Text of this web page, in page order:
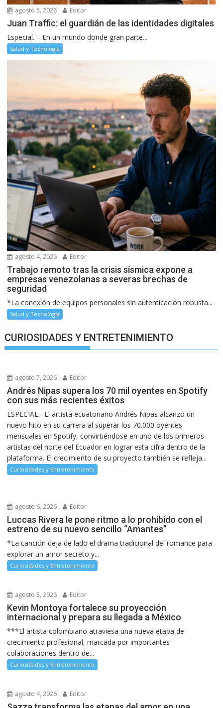
agosto 5, 2026 Editor
Juan Traffic: el guardián de las identidades digitales
Especial. – En un mundo donde gran parte...
Salud y Tecnología
agosto 4, 2026 Editor
Trabajo remoto tras la crisis sísmica expone a
empresas venezolanas a severas brechas de
seguridad
*La conexión de equipos personales sin autenticación robusta...
Salud y Tecnología
CURIOSIDADES Y ENTRETENIMIENTO
agosto 7, 2026 Editor
Andrés Nipas supera los 70 mil oyentes en Spotify
con sus más recientes éxitos
ESPECIAL.- El artista ecuatoriano Andrés Nipas alcanzó un
nuevo hito en su carrera al superar los 70.000 oyentes
mensuales en Spotify, convirtiéndose en uno de los primeros
artistas del norte del Ecuador en lograr esta cifra dentro de la
plataforma. El crecimiento de su proyecto también se refleja...
Curiosidades y Entretenimiento
agosto 6, 2026 Editor
Luccas Rivera le pone ritmo a lo prohibido con el
estreno de su nuevo sencillo “Amantes”
*La canción deja de lado el drama tradicional del romance para
explorar un amor secreto y...
Curiosidades y Entretenimiento
agosto 5, 2026 Editor
Kevin Montoya fortalece su proyección
internacional y prepara su llegada a México
***El artista colombiano atraviesa una nueva etapa de
crecimiento profesional, marcada por importantes
colaboraciones dentro de...
Curiosidades y Entretenimiento
agosto 4, 2026 Editor